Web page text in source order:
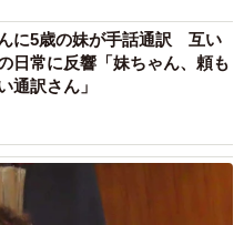
に5歳の妹が手話通訳 互い
日常に反響「妹ちゃん、頼も
通訳さん」